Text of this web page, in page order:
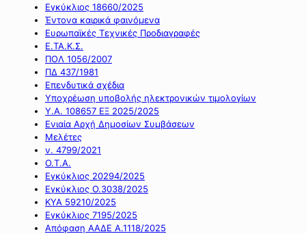
Εγκύκλιος 18660/2025
Έντονα καιρικά φαινόμενα
Ευρωπαϊκές Τεχνικές Προδιαγραφές
Ε.ΤΑ.Κ.Σ.
ΠΟΛ 1056/2007
ΠΔ 437/1981
Επενδυτικά σχέδια
Υποχρέωση υποβολής ηλεκτρονικών τιμολογίων
Υ.Α. 108657 ΕΞ 2025/2025
Ενιαία Αρχή Δημοσίων Συμβάσεων
Μελέτες
ν. 4799/2021
Ο.Τ.Α.
Εγκύκλιος 20294/2025
Εγκύκλιος Ο.3038/2025
ΚΥΑ 59210/2025
Εγκύκλιος 7195/2025
Απόφαση ΑΑΔΕ Α.1118/2025